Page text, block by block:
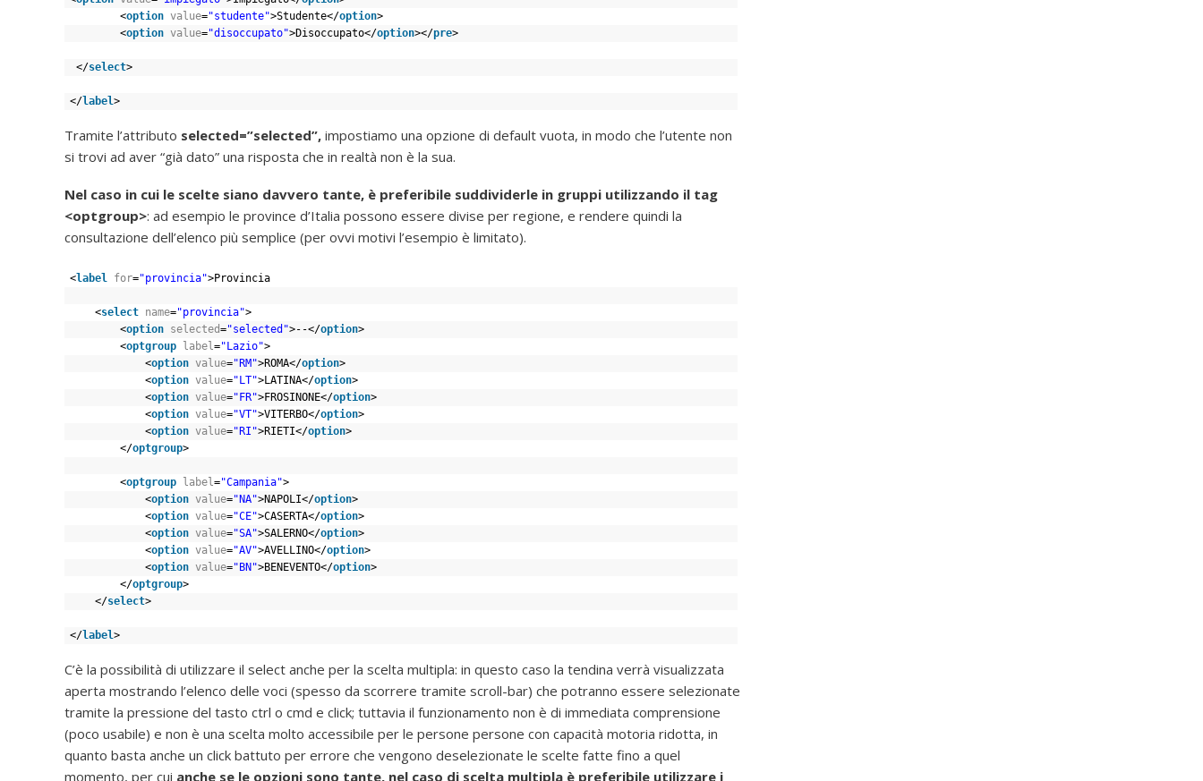
<option value="studente">Studente</option>
<option value="disoccupato">Disoccupato</option></pre>
</select>
</label>
Tramite l’attributo selected=”selected”, impostiamo una opzione di default vuota, in modo che l’utente non
si trovi ad aver “già dato” una risposta che in realtà non è la sua.
Nel caso in cui le scelte siano davvero tante, è preferibile suddividerle in gruppi utilizzando il tag
<optgroup>: ad esempio le province d’Italia possono essere divise per regione, e rendere quindi la
consultazione dell’elenco più semplice (per ovvi motivi l’esempio è limitato).
<label for="provincia">Provincia
<select name="provincia">
<option selected="selected">--</option>
<optgroup label="Lazio">
<option value="RM">ROMA</option>
<option value="LT">LATINA</option>
<option value="FR">FROSINONE</option>
<option value="VT">VITERBO</option>
<option value="RI">RIETI</option>
</optgroup>
<optgroup label="Campania">
<option value="NA">NAPOLI</option>
<option value="CE">CASERTA</option>
<option value="SA">SALERNO</option>
<option value="AV">AVELLINO</option>
<option value="BN">BENEVENTO</option>
</optgroup>
</select>
</label>
C’è la possibilità di utilizzare il select anche per la scelta multipla: in questo caso la tendina verrà visualizzata
aperta mostrando l’elenco delle voci (spesso da scorrere tramite scroll-bar) che potranno essere selezionate
tramite la pressione del tasto ctrl o cmd e click; tuttavia il funzionamento non è di immediata comprensione
(poco usabile) e non è una scelta molto accessibile per le persone persone con capacità motoria ridotta, in
quanto basta anche un click battuto per errore che vengono deselezionate le scelte fatte fino a quel
momento, per cui anche se le opzioni sono tante, nel caso di scelta multipla è preferibile utilizzare i